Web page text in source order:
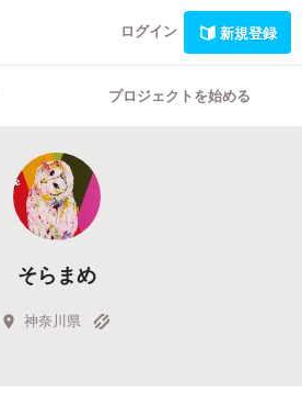
ログイン 新規登録
プロジェクトを始める
そらまめ
神奈川県